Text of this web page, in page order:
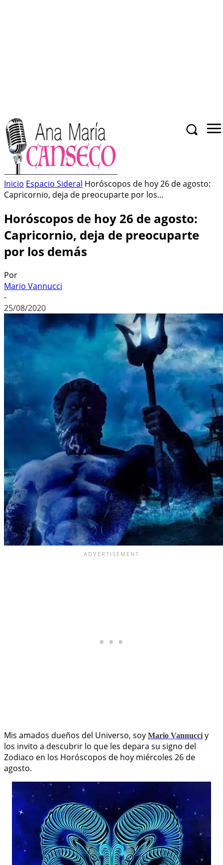
Inicio Espacio Sideral Horóscopos de hoy 26 de agosto:
Capricornio, deja de preocuparte por los...
Horóscopos de hoy 26 de agosto:
Capricornio, deja de preocuparte
por los demás
Por
Mario Vannucci
-
25/08/2020
Mis amados dueños del Universo, soy Mario Vannucciy
los invito a descubrir lo que les depara su signo del
Zodiaco en los Horóscopos de hoy miércoles 26 de
agosto.